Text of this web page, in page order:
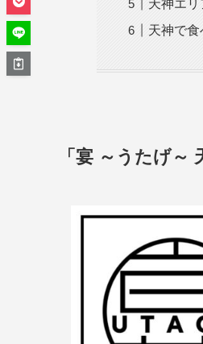
天神エリ
天神で
「宴 ～うたげ～